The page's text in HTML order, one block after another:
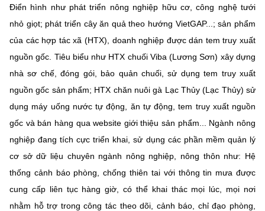
Điều khoản sử dụng Theo dõi MST: Góp ý
Cơ quan chủ quản: Bộ Khoa học và Công nghệ (MST)
Chịu trách nhiệm nội dung: Nguyễn Thị Hải Hằng
Giám đốc Trung tâm Truyền thông Khoa học và Công nghệ.
Liên hệ
Địa chỉ: Ban Biên tập Cổng TTĐT - 18 Nguyễn Du, TP. Hà Nội
Email:
stc@mst.gov.vn
©2026 Bản quyền thuộc Bộ Khoa Học và Công Nghệ
(Ghi rõ nguồn "https://mst.gov.vn" khi phát hành lại thông tin từ
website này)
Điển hình như phát triển nông nghiệp hữu cơ, công nghệ tưới
nhỏ giọt; phát triển cây ăn quả theo hướng VietGAP...; sản phẩm
của các hợp tác xã (HTX), doanh nghiệp được dán tem truy xuất
nguồn gốc. Tiêu biểu như HTX chuối Viba (Lương Sơn) xây dựng
nhà sơ chế, đóng gói, bảo quản chuối, sử dụng tem truy xuất
nguồn gốc sản phẩm; HTX chăn nuôi gà Lạc Thủy (Lạc Thủy) sử
dụng máy uống nước tự động, ăn tự động, tem truy xuất nguồn
gốc và bán hàng qua website giới thiệu sản phẩm... Ngành nông
nghiệp đang tích cực triển khai, sử dụng các phần mềm quản lý
cơ sở dữ liệu chuyên ngành nông nghiệp, nông thôn như: Hệ
thống cảnh báo phòng, chống thiên tai với thông tin mưa được
cung cấp liên tục hàng giờ, có thể khai thác mọi lúc, mọi nơi
nhằm hỗ trợ trong công tác theo dõi, cảnh báo, chỉ đạo phòng,